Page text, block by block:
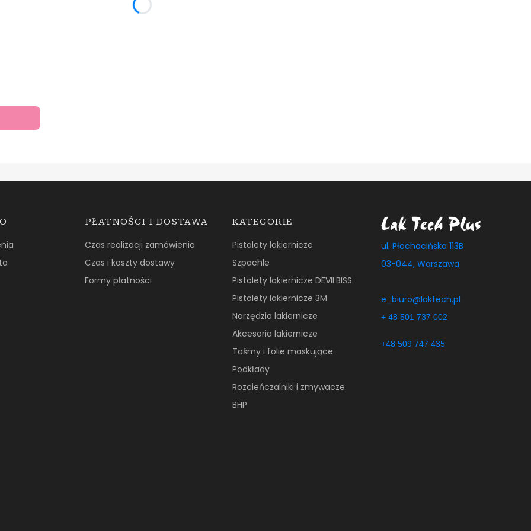
PŁATNOŚCI I DOSTAWA
Czas realizacji zamówienia
Czas i koszty dostawy
Formy płatności
KATEGORIE
Pistolety lakiernicze
Szpachle
Pistolety lakiernicze DEVILBISS
Pistolety lakiernicze 3M
Narzędzia lakiernicze
Akcesoria lakiernicze
Taśmy i folie maskujące
Podkłady
Rozcieńczalniki i zmywacze
BHP
ul. Płochocińska 113B
03-044, Warszawa
e_biuro@laktech.pl
+ 48 501 737 002
+48 509 747 435